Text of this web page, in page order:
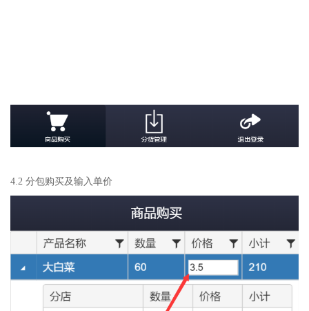
4.2 分包购买及输入单价